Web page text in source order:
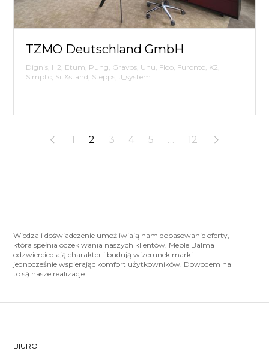
TZMO Deutschland GmbH
Dignis, H2, Etum, Pung, Gravos, Unu, Floo, Furonto, K2,
Simplic, Sit&stand, Stepps, J_system
1 2 3 4 5 … 12
Wiedza i doświadczenie umożliwiają nam dopasowanie oferty,
która spełnia oczekiwania naszych klientów. Meble Balma
odzwierciedlają charakter i budują wizerunek marki
jednocześnie wspierając komfort użytkowników. Dowodem na
to są nasze realizacje.
BIURO